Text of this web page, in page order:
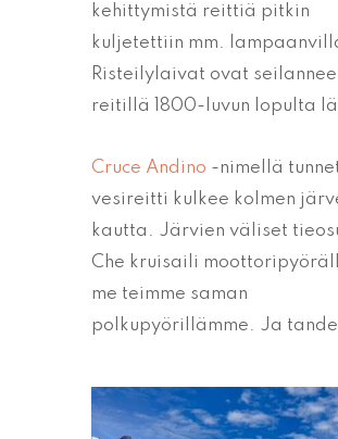
kehittymistä reittiä pitkin
kuljetettiin mm.
Risteilylaivat ovat
reitillä 1800-luvun lopulta
Cruce Andino -nimellä
vesireitti kulkee kolmen
kautta. Järvien väliset
Che kruisaili
me teimme saman
polkupyörillämme. Ja